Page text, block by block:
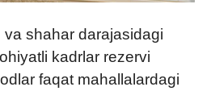
shahar darajasidagi
kadrlar rezervi
faqat mahallalardagi